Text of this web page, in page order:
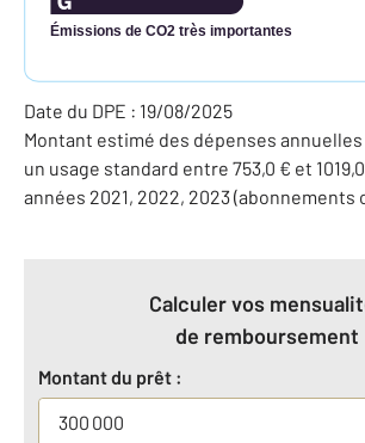
Émissions de CO2 très importantes
Date du DPE : 19/08/2025
Montant estimé des dépenses
un usage standard entre 753,0 € et
années 2021, 2022, 2023 (abonnements
Calculer vos
de remboursement
Montant du prêt :